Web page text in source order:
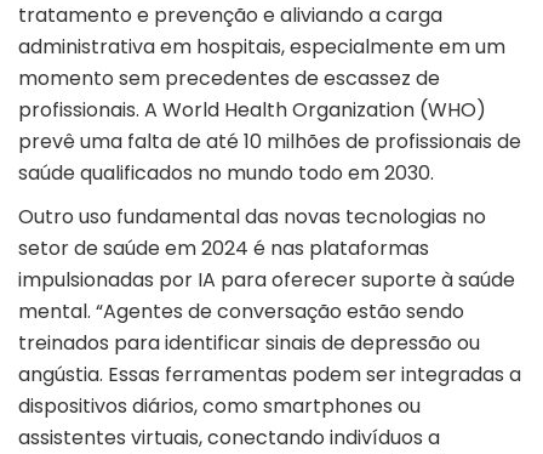
tratamento e prevenção e aliviando a carga
administrativa em hospitais, especialmente em um
momento sem precedentes de escassez de
profissionais. A World Health Organization (WHO)
prevê uma falta de até 10 milhões de profissionais de
saúde qualificados no mundo todo em 2030.
Outro uso fundamental das novas tecnologias no
setor de saúde em 2024 é nas plataformas
impulsionadas por IA para oferecer suporte à saúde
mental. “Agentes de conversação estão sendo
treinados para identificar sinais de depressão ou
angústia. Essas ferramentas podem ser integradas a
dispositivos diários, como smartphones ou
assistentes virtuais, conectando indivíduos a